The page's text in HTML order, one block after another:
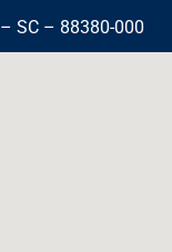
SC – 88380-000